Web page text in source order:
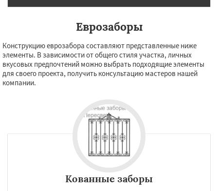
Еврозаборы
Конструкцию еврозабора составляют представленные ниже
элементы. В зависимости от общего стиля участка, личных
вкусовых предпочтений можно выбрать подходящие элементы
для своего проекта, получить консультацию мастеров нашей
компании.
Кованные заборы